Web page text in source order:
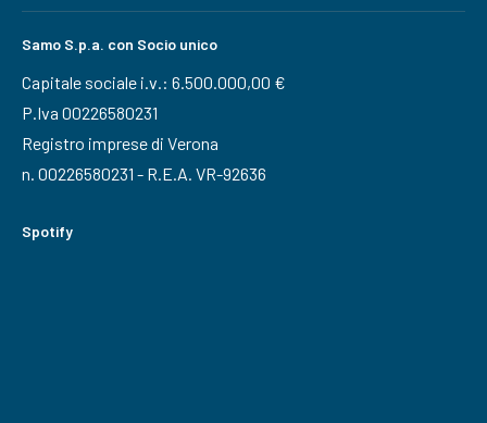
Samo S.p.a. con Socio unico
Capitale sociale i.v.: 6.500.000,00 €
P.Iva 00226580231
Registro imprese di Verona
n. 00226580231 - R.E.A. VR-92636
Spotify